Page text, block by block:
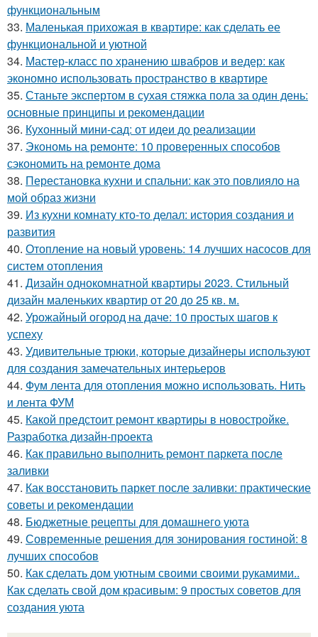
функциональным
33. Маленькая прихожая в квартире: как сделать ее
функциональной и уютной
34. Мастер-класс по хранению швабров и ведер: как
экономно использовать пространство в квартире
35. Станьте экспертом в сухая стяжка пола за один день:
основные принципы и рекомендации
36. Кухонный мини-сад: от идеи до реализации
37. Экономь на ремонте: 10 проверенных способов
сэкономить на ремонте дома
38. Перестановка кухни и спальни: как это повлияло на
мой образ жизни
39. Из кухни комнату кто-то делал: история создания и
развития
40. Отопление на новый уровень: 14 лучших насосов для
систем отопления
41. Дизайн однокомнатной квартиры 2023. Стильный
дизайн маленьких квартир от 20 до 25 кв. м.
42. Урожайный огород на даче: 10 простых шагов к
успеху
43. Удивительные трюки, которые дизайнеры используют
для создания замечательных интерьеров
44. Фум лента для отопления можно использовать. Нить
и лента ФУМ
45. Какой предстоит ремонт квартиры в новостройке.
Разработка дизайн-проекта
46. Как правильно выполнить ремонт паркета после
заливки
47. Как восстановить паркет после заливки: практические
советы и рекомендации
48. Бюджетные рецепты для домашнего уюта
49. Современные решения для зонирования гостиной: 8
лучших способов
50. Как сделать дом уютным своими своими рукамими..
Как сделать свой дом красивым: 9 простых советов для
создания уюта